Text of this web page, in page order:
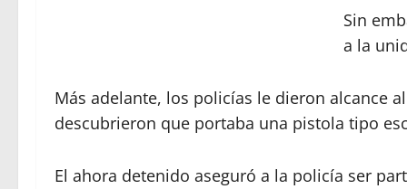
Sin
a la
Más adelante, los policías le dieron alcance
descubrieron que portaba una pistola tipo
El ahora detenido aseguró a la policía ser